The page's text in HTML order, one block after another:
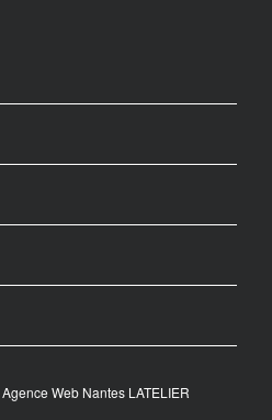
Agence Web Nantes LATELIER